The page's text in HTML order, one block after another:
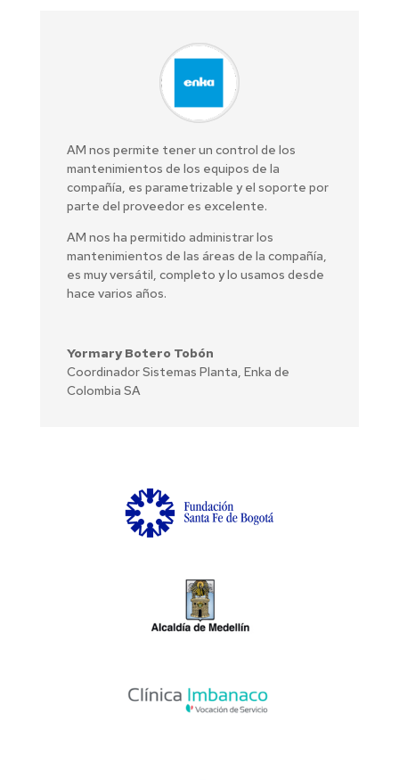
AM nos permite tener un control de los
mantenimientos de los equipos de la
compañía, es parametrizable y el soporte por
parte del proveedor es excelente.
AM nos ha permitido administrar los
mantenimientos de las áreas de la compañía,
es muy versátil, completo y lo usamos desde
hace varios años.
Yormary Botero Tobón
Coordinador Sistemas Planta, Enka de
Colombia SA